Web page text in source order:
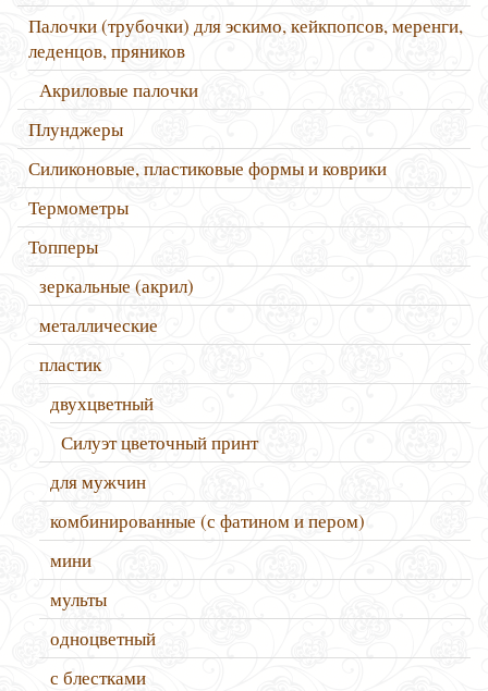
Палочки (трубочки) для эскимо, кейкпопсов, меренги,
леденцов, пряников
Акриловые палочки
Плунджеры
Силиконовые, пластиковые формы и коврики
Термометры
Топперы
зеркальные (акрил)
металлические
пластик
двухцветный
Силуэт цветочный принт
для мужчин
комбинированные (с фатином и пером)
мини
мульты
одноцветный
с блестками